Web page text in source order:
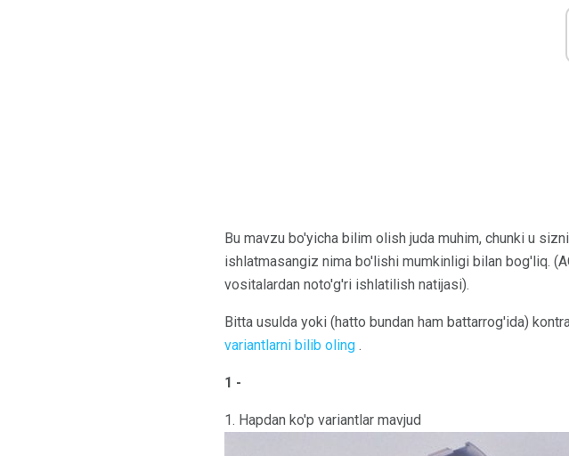
Bu mavzu bo'yicha bilim olish juda muhim, chunki u
ishlatmasangiz nima bo'lishi mumkinligi bilan bog'liq.
vositalardan noto'g'ri ishlatilish natijasi).
Bitta usulda yoki (hatto bundan ham battarrog'ida)
variantlarni bilib oling .
1 -
1. Hapdan ko'p variantlar mavjud